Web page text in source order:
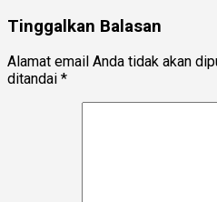
Tinggalkan Balasan
Alamat email Anda tidak akan
ditandai *